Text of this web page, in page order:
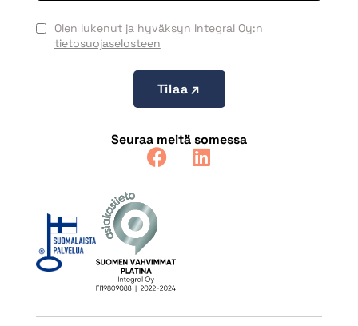
Olen lukenut ja hyväksyn Integral Oy:n
tietosuojaselosteen
Tilaa
Seuraa meitä somessa